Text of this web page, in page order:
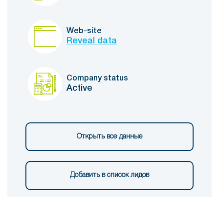
Web-site
Reveal data
Company status
Active
Открыть все данные
Добавить в список лидов